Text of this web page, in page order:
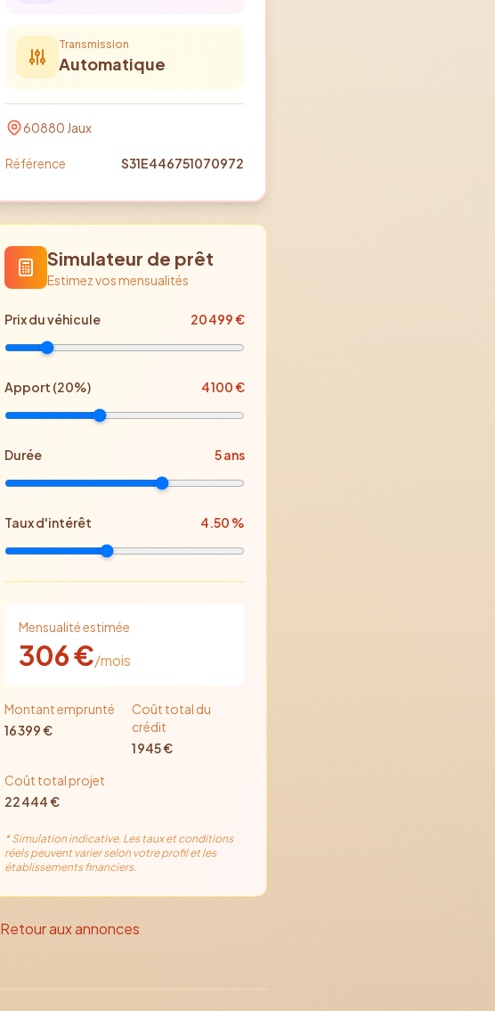
Transmission
Automatique
60880 Jaux
Référence S31E446751070972
Simulateur de prêt
Estimez vos mensualités
Prixdu véhicule 20 499€
Apport (20%) 4 100€
Durée 5ans
Taux d'intérêt 4.50 %
Mensualité estimée
306€/mois
Montant emprunté
16 399€
Coût total du
crédit
1 945€
Coût total projet
22 444€
* Simulation indicative. Les taux et conditions
réels peuvent varier selon votre profil et les
établissements financiers.
Retour aux annonces